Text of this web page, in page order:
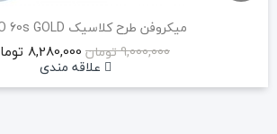
میکروفن طرح کلاسیک RETRO 60s GOLD
9,000,000 تومان
8,280,000 تومان
علاقه مندی